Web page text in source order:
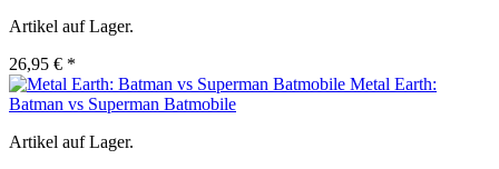
Artikel auf Lager.
26,95 € *
Metal Earth:
Batman vs Superman Batmobile
Artikel auf Lager.